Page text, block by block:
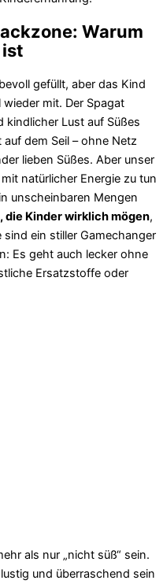
Warum
gefüllt, aber das Kind
mit. Der Spagat
kindlicher Lust auf Süßes
dem Seil – ohne Netz
lieben Süßes. Aber unser
natürlicher Energie zu tun
unscheinbaren Mengen
die Kinder wirklich mögen,
sind ein stiller Gamechanger
Es geht auch lecker ohne
Ersatzstoffe oder
als nur „nicht süß“ sein.
und überraschend sein